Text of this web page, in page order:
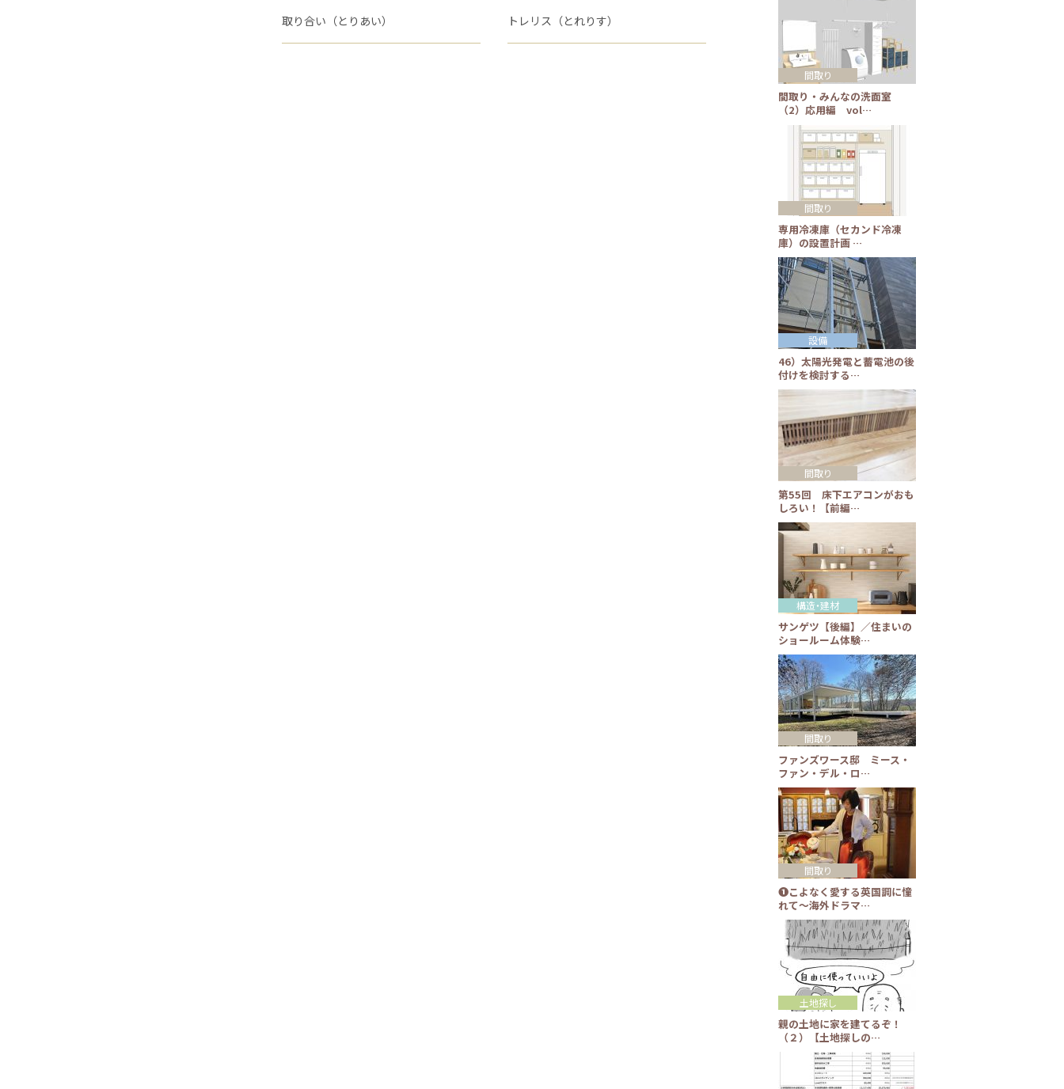
取り合い（とりあい） トレリス（とれりす）
間取り・みんなの洗面室
（2）応用編 vol…
間取り
専用冷凍庫（セカンド冷凍
庫）の設置計画 …
間取り
46）太陽光発電と蓄電池の後
付けを検討する…
設備
第55回 床下エアコンがおも
しろい！【前編…
間取り
サンゲツ【後編】／住まいの
ショールーム体験…
構造・建材
ファンズワース邸 ミース・
ファン・デル・ロ…
間取り
❶こよなく愛する英国調に憧
れて～海外ドラマ…
間取り
親の土地に家を建てるぞ！
（２）【土地探しの…
土地探し